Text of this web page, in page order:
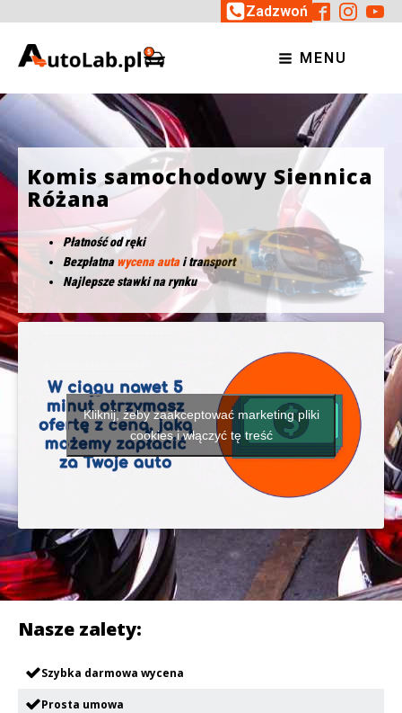
Zadzwoń
MENU
Komis samochodowy Siennica
Różana
Płatność od ręki
Bezpłatnawycena autai transport
Najlepsze stawki na rynku
Kliknij, żeby zaakceptować marketing pliki
cookies i włączyć tę treść
Nasze zalety:
Szybka darmowa wycena
Prosta umowa